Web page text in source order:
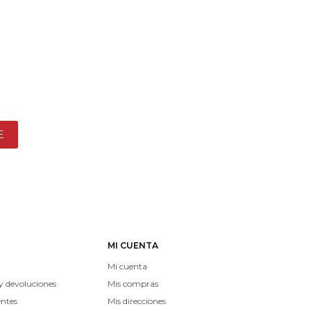
devoluciones
MI CUENTA
Mi cuenta
Mis compras
Mis direcciones